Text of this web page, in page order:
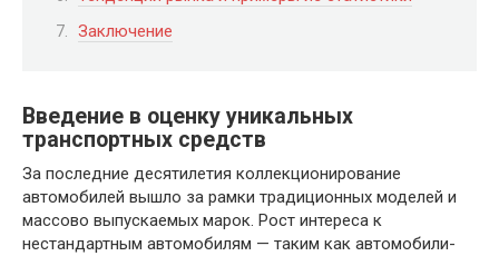
Заключение
Введение в оценку уникальных
транспортных средств
За последние десятилетия коллекционирование
автомобилей вышло за рамки традиционных моделей и
массово выпускаемых марок. Рост интереса к
нестандартным автомобилям — таким как автомобили-